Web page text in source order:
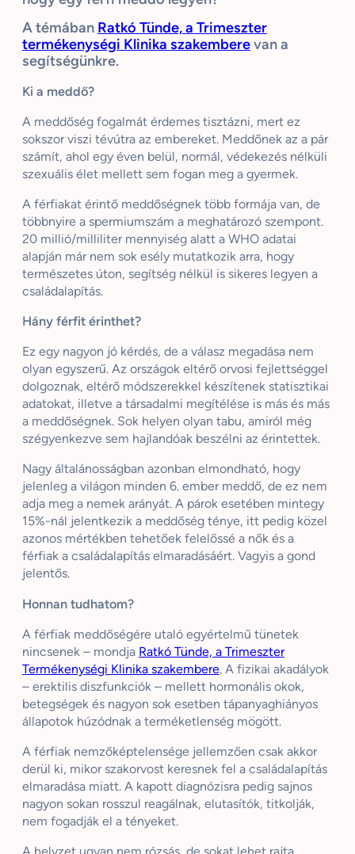
A témában Ratkó Tünde, a Trimeszter
termékenységi Klinika szakemberevan a
segítségünkre.
Ki a meddő?
A meddőség fogalmát érdemes tisztázni, mert ez
sokszor viszi tévútra az embereket. Meddőnek az a pár
számít, ahol egy éven belül, normál, védekezés nélküli
szexuális élet mellett sem fogan meg a gyermek.
A férfiakat érintő meddőségnek több formája van, de
többnyire a spermiumszám a meghatározó szempont.
20 millió/milliliter mennyiség alatt a WHO adatai
alapján már nem sok esély mutatkozik arra, hogy
természetes úton, segítség nélkül is sikeres legyen a
családalapítás.
Hány férfit érinthet?
Ez egy nagyon jó kérdés, de a válasz megadása nem
olyan egyszerű. Az országok eltérő orvosi fejlettséggel
dolgoznak, eltérő módszerekkel készítenek statisztikai
adatokat, illetve a társadalmi megítélése is más és más
a meddőségnek. Sok helyen olyan tabu, amiról még
szégyenkezve sem hajlandóak beszélni az érintettek.
Nagy általánosságban azonban elmondható, hogy
jelenleg a világon minden 6. ember meddő, de ez nem
adja meg a nemek arányát. A párok esetében mintegy
15%-nál jelentkezik a meddőség ténye, itt pedig közel
azonos mértékben tehetőek felelőssé a nők és a
férfiak a családalapítás elmaradásáért. Vagyis a gond
jelentős.
Honnan tudhatom?
A férfiak meddőségére utaló egyértelmű tünetek
nincsenek – mondja Ratkó Tünde, a Trimeszter
Termékenységi Klinika szakembere. A fizikai akadályok
– erektilis diszfunkciók – mellett hormonális okok,
betegségek és nagyon sok esetben tápanyaghiányos
állapotok húzódnak a terméketlenség mögött.
A férfiak nemzőképtelensége jellemzően csak akkor
derül ki, mikor szakorvost keresnek fel a családalapítás
elmaradása miatt. A kapott diagnózisra pedig sajnos
nagyon sokan rosszul reagálnak, elutasítók, titkolják,
nem fogadják el a tényeket.